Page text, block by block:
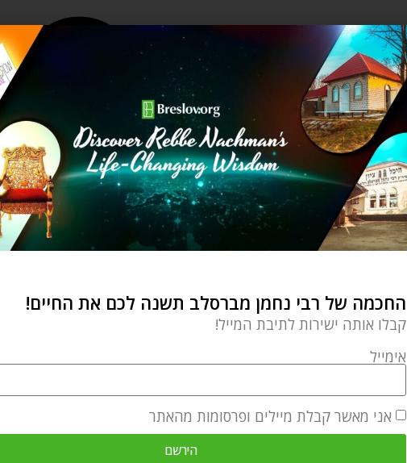
החכמה של רבי נחמן מברסלב תשנה לכם את החיים!
קבלו אותה ישירות לתיבת המייל!
אימייל
אני מאשר קבלת מיילים ופרסומות מהאתר
הירשם